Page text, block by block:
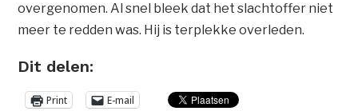
overgenomen. Al snel bleek dat het slachtoffer niet
meer te redden was. Hij is terplekke overleden.
Dit delen:
Print E-mail